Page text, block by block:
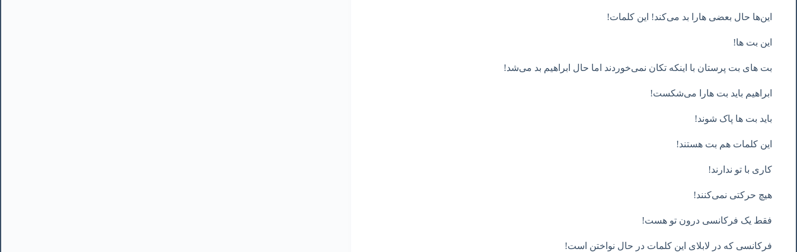
این‌ها حال بعضی هارا بد می‌کند! این کلمات!
این بت ها!
بت های بت پرستان با اینکه تکان نمی‌خوردند اما حال ابراهیم بد می‌شد!
ابراهیم باید بت هارا می‌شکست!
باید بت ها پاک شوند!
این کلمات هم بت هستند!
کاری با تو ندارند!
هیچ حرکتی نمی‌کنند!
فقط یک فرکانسی درون تو هست!
فرکانسی که در لابلای این کلمات در حال نواختن است!